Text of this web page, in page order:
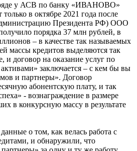
у АСВ по банку «ИВАНОВО»
в октябре 2021 года после
Президента РФ) ООО
порядка 37 млн рублей, в
– в качестве так называемых
массы кредитов выделяются так
и договор на оказание услуг по
заключается – с кем бы вы
и партнеры». Договор
абонентскую плату, и так
- вознаграждение в размере
в конкурсную массу в результате
о том, как велась работа с
и обнаружили, что